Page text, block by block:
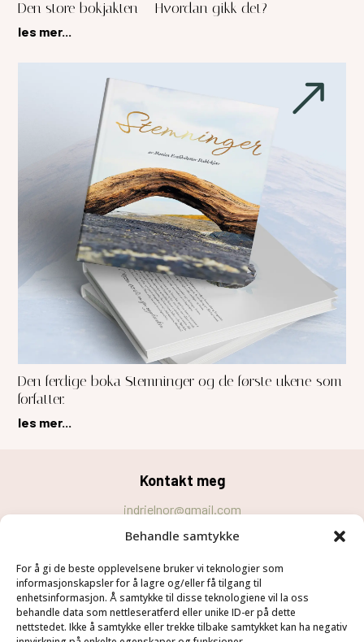
Behandle samtykke
For å gi de beste opplevelsene bruker vi teknologier som
informasjonskapsler for å lagre og/eller få tilgang til
enhetsinformasjon. Å samtykke til disse teknologiene vil la oss
behandle data som nettleseratferd eller unike ID-er på dette
nettstedet. Ikke å samtykke eller trekke tilbake samtykket kan ha negativ
Den store bokjakten – Hvordan gikk det?
les mer...
Den ferdige boka Stemninger og de første ukene som
forfatter.
les mer...
Kontakt meg
indrielnor@gmail.com
Personvernerklæring
Cookie-erklæring (EU)
Velg
Hjem
Følg meg